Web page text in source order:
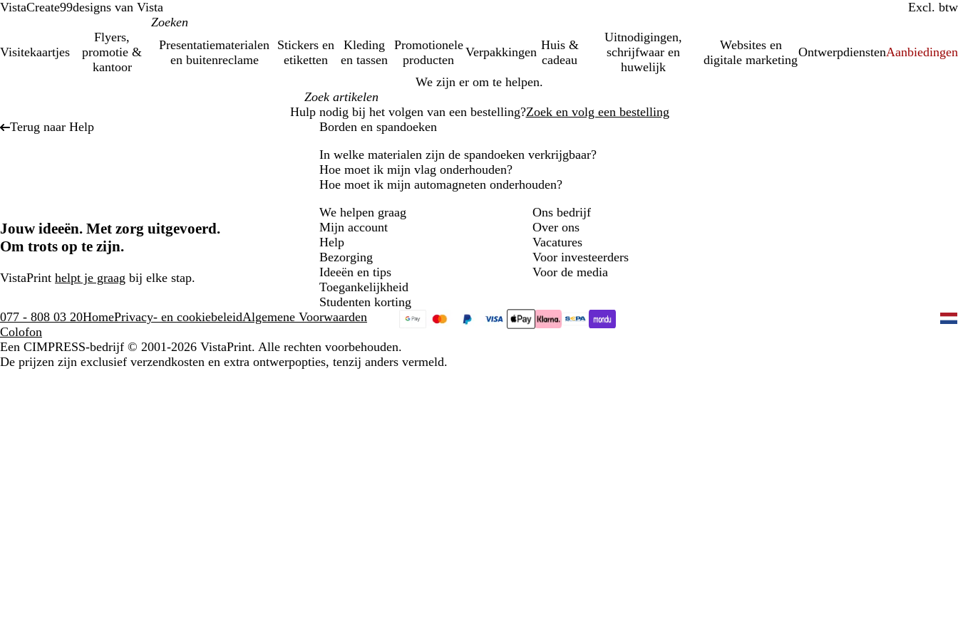
VistaCreate99designs van Vista Incl. btw
Excl. btw
Visitekaartjes
Flyers,
promotie &
kantoor
Presentatiematerialen
en buitenreclame
Stickers en
etiketten
Kleding
en tassen
Promotionele
producten
Verpakkingen
Huis &
cadeau
Uitnodigingen,
schrijfwaar en
huwelijk
Websites en
digitale marketing
OntwerpdienstenAanbiedingen
We zijn er om te helpen.
Hulp nodig bij het volgen van een bestelling?Zoek en volg een bestelling
Terug naar Help
Borden en spandoeken
In welke materialen zijn de spandoeken verkrijgbaar?
Hoe moet ik mijn vlag onderhouden?
Hoe moet ik mijn automagneten onderhouden?
Jouw ideeën. Met zorg uitgevoerd.
Om trots op te zijn.
VistaPrint helpt je graag bij elke stap.
We helpen graag
Mijn account
Help
Bezorging
Ideeën en tips
Toegankelijkheid
Studenten korting
Ons bedrijf
Over ons
Vacatures
Voor investeerders
Voor de media
077 - 808 03 20HomePrivacy- en cookiebeleidAlgemene Voorwaarden
Colofon
Een CIMPRESS-bedrijf © 2001-2026 VistaPrint. Alle rechten voorbehouden.
De prijzen zijn exclusief verzendkosten en extra ontwerpopties, tenzij anders vermeld.